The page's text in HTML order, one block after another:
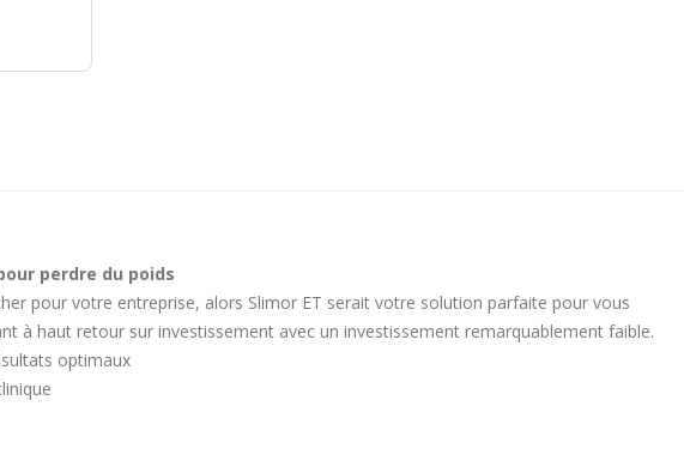
perdre du poids
pour votre entreprise, alors Slimor ET serait votre solution parfaite pour vous
à haut retour sur investissement avec un investissement remarquablement faible.
optimaux